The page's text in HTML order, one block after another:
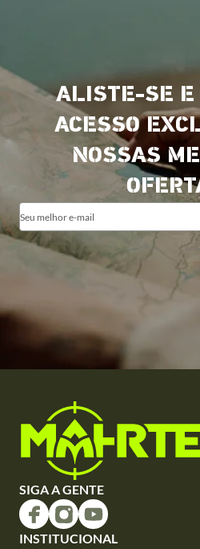
ALISTE-SE E
ACESSO
NOSSAS
SIGA A GENTE
INSTITUCIONAL